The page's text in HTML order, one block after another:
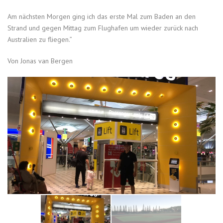
Am nächsten Morgen ging ich das erste Mal zum Baden an den
Strand und gegen Mittag zum Flughafen um wieder zurück nach
Australien zu fliegen.”
Von Jonas van Bergen